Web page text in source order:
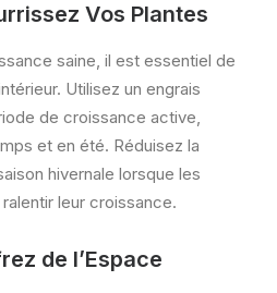
Vos Plantes
saine, il est essentiel de
Utilisez un engrais
de croissance active,
et en été. Réduisez la
hivernale lorsque les
leur croissance.
de l’Espace